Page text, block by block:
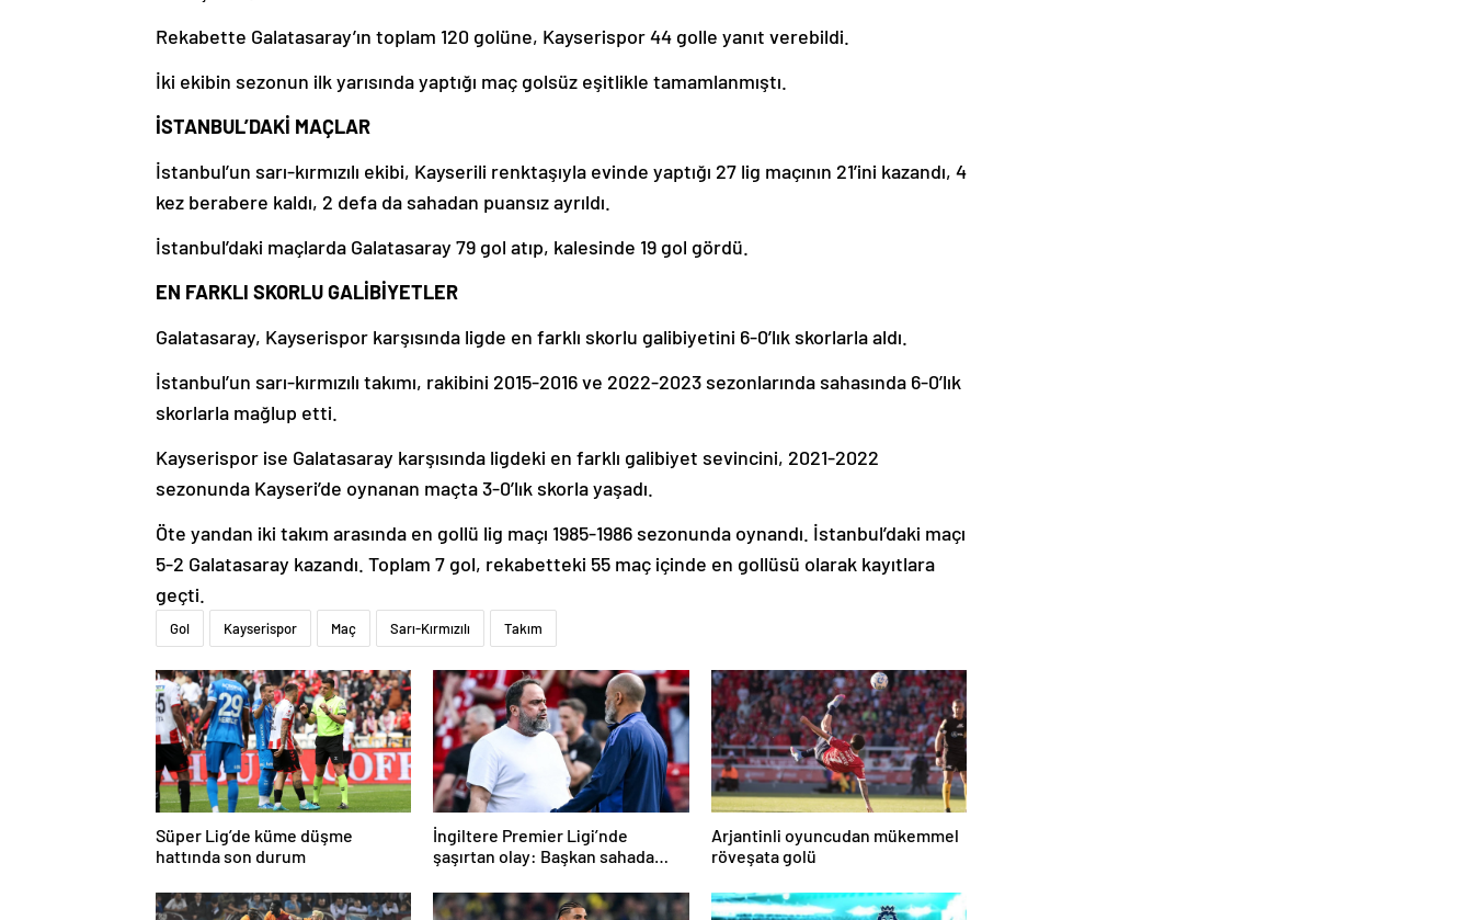
Rekabette Galatasaray’ın toplam 120 golüne, Kayserispor 44 golle yanıt verebildi.
İki ekibin sezonun ilk yarısında yaptığı maç golsüz eşitlikle tamamlanmıştı.
İSTANBUL’DAKİ MAÇLAR
İstanbul’un sarı-kırmızılı ekibi, Kayserili renktaşıyla evinde yaptığı 27 lig maçının 21’ini kazandı, 4
kez berabere kaldı, 2 defa da sahadan puansız ayrıldı.
İstanbul’daki maçlarda Galatasaray 79 gol atıp, kalesinde 19 gol gördü.
EN FARKLI SKORLU GALİBİYETLER
Galatasaray, Kayserispor karşısında ligde en farklı skorlu galibiyetini 6-0’lık skorlarla aldı.
İstanbul’un sarı-kırmızılı takımı, rakibini 2015-2016 ve 2022-2023 sezonlarında sahasında 6-0’lık
skorlarla mağlup etti.
Kayserispor ise Galatasaray karşısında ligdeki en farklı galibiyet sevincini, 2021-2022
sezonunda Kayseri’de oynanan maçta 3-0’lık skorla yaşadı.
Öte yandan iki takım arasında en gollü lig maçı 1985-1986 sezonunda oynandı. İstanbul’daki maçı
5-2 Galatasaray kazandı. Toplam 7 gol, rekabetteki 55 maç içinde en gollüsü olarak kayıtlara
geçti.
Gol Kayserispor Maç Sarı-Kırmızılı Takım
Süper Lig’de küme düşme
hattında son durum
İngiltere Premier Ligi’nde
şaşırtan olay: Başkan sahada
Arjantinli oyuncudan mükemmel
röveşata golü